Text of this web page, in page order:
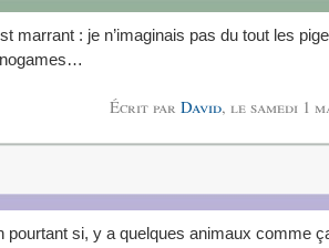
marrant : je n’imaginais pas du tout les
Écrit par David, le samedi 1
pourtant si, y a quelques animaux comme